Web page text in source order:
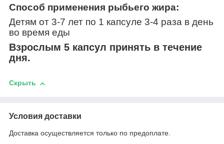
Способ применения рыбьего жира:
Детям от 3-7 лет по 1 капсуле 3-4 раза в день
во время еды
Взрослым 5 капсул принять в течение
дня.
Скрыть
Условия доставки
Доставка осуществляется только по предоплате.